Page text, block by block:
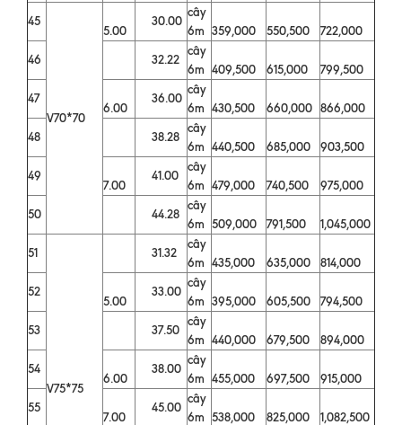
45
V70*70
5.00
30.00
cây
6m 359,000 550,500
722,000
46
32.22
cây
6m 409,500 615,000
799,500
47
6.00
36.00
cây
6m 430,500 660,000 866,000
48
38.28
cây
6m 440,500 685,000
903,500
49
7.00
41.00
cây
6m 479,000 740,500
975,000
50
44.28
cây
6m 509,000 791,500
1,045,000
51
V75*75
31.32
cây
6m 435,000 635,000
814,000
52
5.00
33.00
cây
6m 395,000 605,500
794,500
53
37.50
cây
6m 440,000 679,500
894,000
54
6.00
38.00
cây
6m 455,000 697,500
915,000
55
7.00
45.00
cây
6m 538,000 825,000
1,082,500